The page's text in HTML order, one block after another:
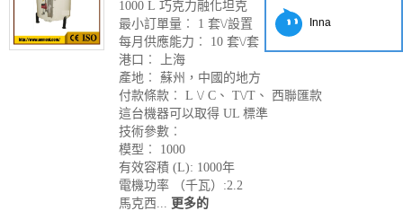
1000 L 巧克力融化坦克
最小訂單量︰ 1 套\/設置
每月供應能力︰ 10 套\/套
港口︰ 上海
產地︰ 蘇州，中國的地方
付款條款︰ L \/ C、 T\/T、 西聯匯款
這台機器可以取得 UL 標準
技術參數︰
模型︰ 1000
有效容積 (L): 1000年
電機功率 （千瓦）:2.2
馬克西... 更多的
Inna